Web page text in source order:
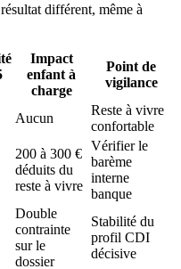
différent, même à
Impact
enfant à
charge
Point de
vigilance
Aucun
Reste à vivre
confortable
200 à 300 €
déduits du
reste à vivre
Vérifier le
barème
interne
banque
Double
contrainte
sur le
dossier
Stabilité du
profil CDI
décisive